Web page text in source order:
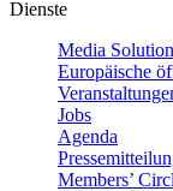
Dienste
Media
Europäische
Jobs
Agenda
Members’